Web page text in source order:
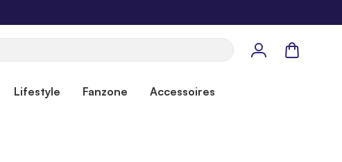
Panier
Lifestyle Fanzone Accessoires